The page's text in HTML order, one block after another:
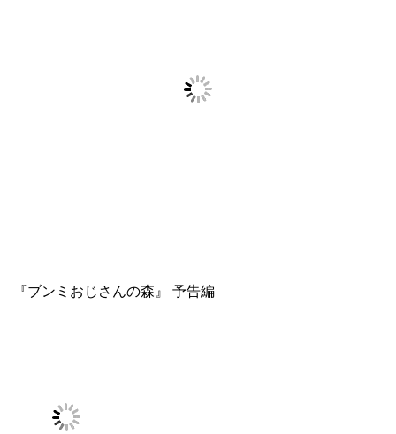
『ブンミおじさんの森』 予告編